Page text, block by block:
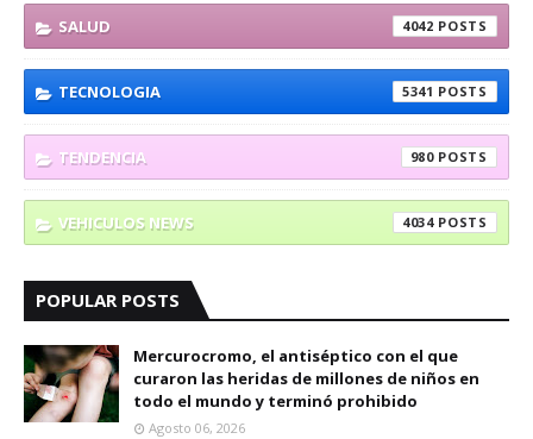
SALUD 4042
TECNOLOGIA 5341
TENDENCIA 980
VEHICULOS NEWS 4034
POPULAR POSTS
Mercurocromo, el antiséptico con el que
curaron las heridas de millones de niños en
todo el mundo y terminó prohibido
Agosto 06, 2026